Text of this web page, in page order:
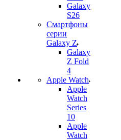
Galaxy
S26
Смартфоны
серии
Galaxy Z
Galaxy
Z Fold
4
Apple Watch
Apple
Watch
Series
10
Apple
Watch